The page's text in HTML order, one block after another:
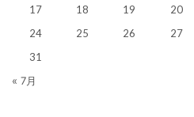
17 18 19 20
24
25 26 27
31
« 7月